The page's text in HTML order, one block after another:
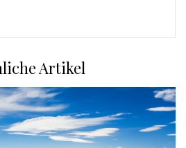
Artikel